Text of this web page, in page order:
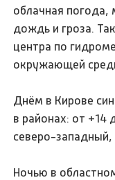
облачная
дождь и гроза.
центра по
окружающей
Днём в Кирове
в районах: от +14
северо-
Ночью в